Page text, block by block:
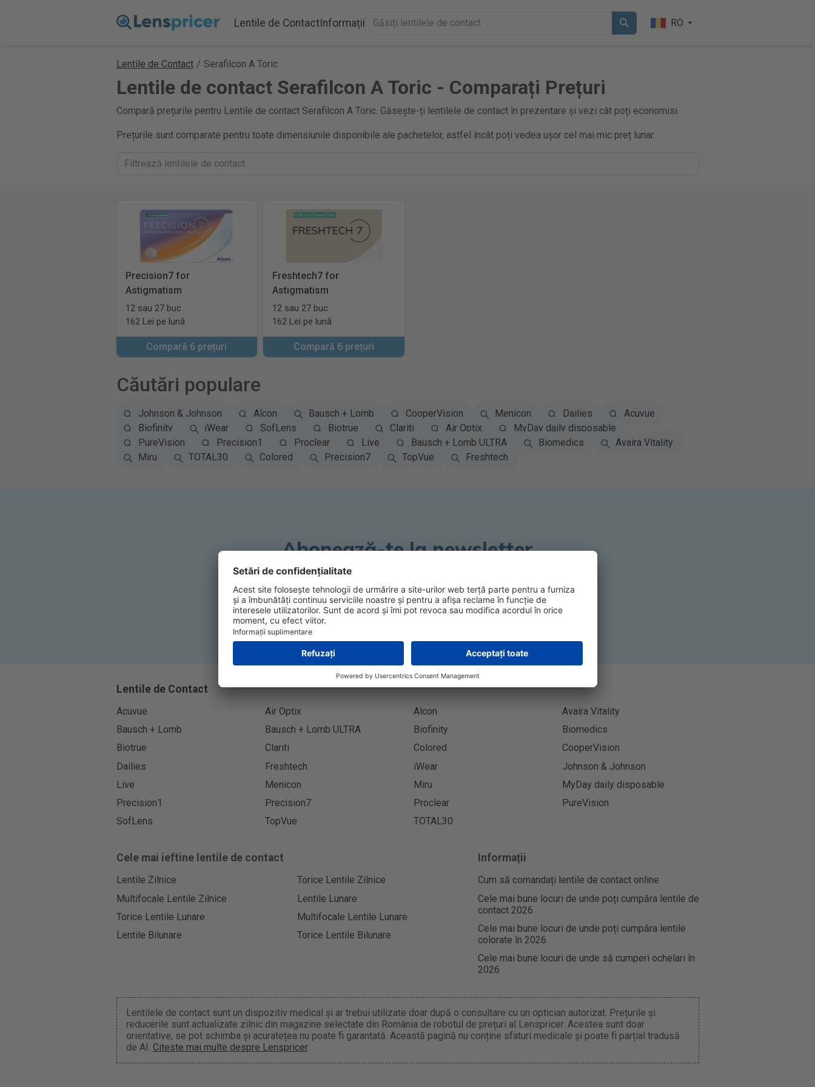
Lentile de ContactInformații RO
Lentile de Contact / Serafilcon A Toric
Lentile de contact Serafilcon A Toric - Comparați Prețuri
Compară prețurile pentru Lentile de contact Serafilcon A Toric. Găsește-ți lentilele de contact în prezentare și vezi cât poți economisi.
Prețurile sunt comparate pentru toate dimensiunile disponibile ale pachetelor, astfel încât poți vedea ușor cel mai mic preț lunar.
Precision7 for
Astigmatism
12 sau 27 buc
162 Lei pe lună
Compară 6 prețuri
Freshtech7 for
Astigmatism
12 sau 27 buc
162 Lei pe lună
Compară 6 prețuri
Căutări populare
Johnson & Johnson Alcon Bausch + Lomb CooperVision Menicon Dailies
Acuvue
Biofinity
iWear SofLens Biotrue Clariti Air Optix
MyDay daily disposable
PureVision
Precision1 Proclear Live Bausch + Lomb ULTRA Biomedics
Avaira Vitality
Miru
TOTAL30 Colored Precision7 TopVue Freshtech
Abonează-te la newsletter
Abonează-te
Lentile de Contact
Acuvue Air Optix Alcon
Avaira Vitality
Bausch + Lomb
Bausch + Lomb ULTRA Biofinity
Biomedics
Biotrue
Clariti Colored
CooperVision
Dailies
Freshtech iWear
Johnson & Johnson
Live
Menicon Miru
MyDay daily disposable
Precision1
Precision7 Proclear
PureVision
SofLens
TopVue TOTAL30
Cele mai ieftine lentile de contact
Lentile Zilnice
Torice Lentile Zilnice
Multifocale Lentile Zilnice
Lentile Lunare
Torice Lentile Lunare
Multifocale Lentile Lunare
Lentile Bilunare
Torice Lentile Bilunare
Informații
Cum să comandați lentile de contact online
Cele mai bune locuri de unde poți cumpăra lentile de
contact 2026
Cele mai bune locuri de unde poți cumpăra lentile
colorate în 2026
Cele mai bune locuri de unde să cumperi ochelari în
2026
Lentilele de contact sunt un dispozitiv medical și ar trebui utilizate doar după o consultare cu un optician autorizat. Prețurile și
reducerile sunt actualizate zilnic din magazine selectate din România de robotul de prețuri al Lenspricer. Acestea sunt doar
orientative, se pot schimba și acuratețea nu poate fi garantată. Această pagină nu conține sfaturi medicale și poate fi parțial tradusă
de AI. Citeste mai multe despre Lenspricer.